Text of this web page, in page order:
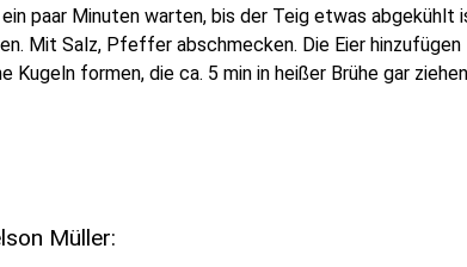
paar Minuten warten, bis der Teig etwas abgekühlt
Mit Salz, Pfeffer abschmecken. Die Eier hinzufügen
Kugeln formen, die ca. 5 min in heißer Brühe gar ziehen
Müller: